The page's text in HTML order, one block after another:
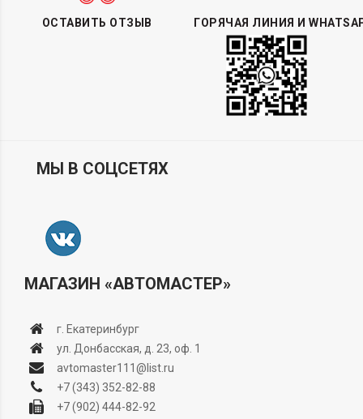
ОСТАВИТЬ ОТЗЫВ ГОРЯЧАЯ ЛИНИЯ И
МЫ В СОЦСЕТЯХ
МАГАЗИН «АВТОМАСТЕР»
г. Екатеринбург
ул. Донбасская, д. 23, оф. 1
avtomaster111@list.ru
+7 (343) 352-82-88
+7 (902) 444-82-92